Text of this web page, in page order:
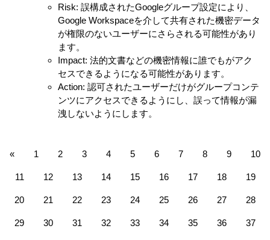
Risk: 誤構成されたGoogleグループ設定により、
Google Workspaceを介して共有された機密データ
が権限のないユーザーにさらされる可能性があり
ます。
Impact: 法的文書などの機密情報に誰でもがアク
セスできるようになる可能性があります。
Action: 認可されたユーザーだけがグループコンテ
ンツにアクセスできるようにし、誤って情報が漏
洩しないようにします。
« 1 2 3 4 5 6 7 8 9 10
11 12 13 14 15 16 17 18 19
20 21 22 23 24 25 26 27 28
29 30 31 32 33 34 35 36 37